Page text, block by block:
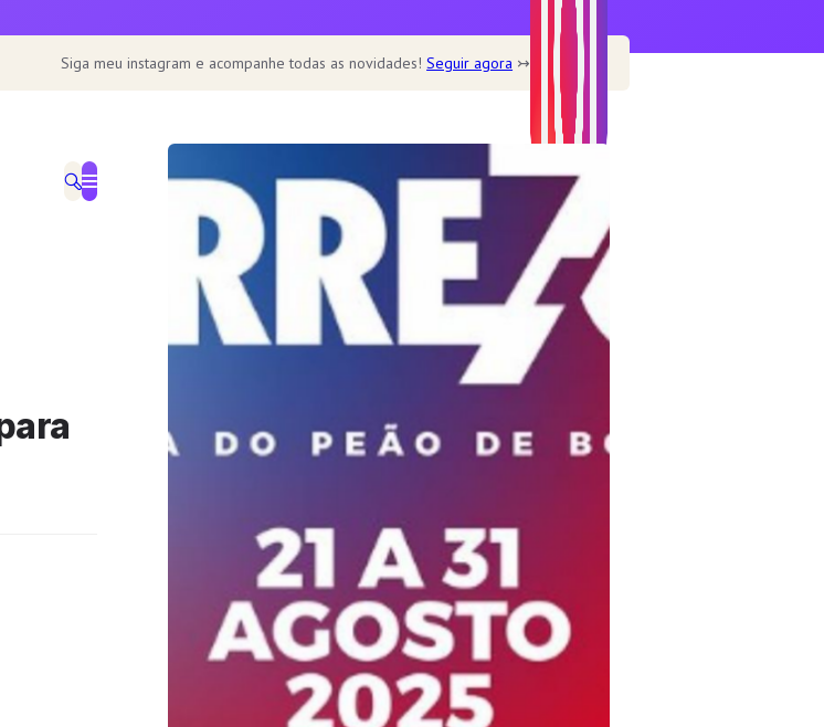
Siga meu instagram e acompanhe todas as novidades!Seguir agora ↣
Home
Home – Cookbook
Home – Recipe blog
Home – Cafe
Recipe
Healthy
Features
Single post templates